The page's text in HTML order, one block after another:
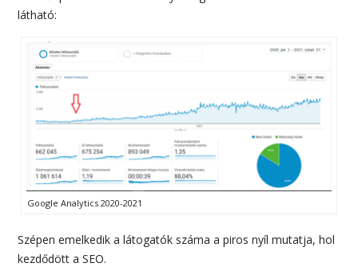
látható:
Google Analytics 2020-2021
Szépen emelkedik a látogatók száma a piros nyíl mutatja, hol
kezdődött a SEO.